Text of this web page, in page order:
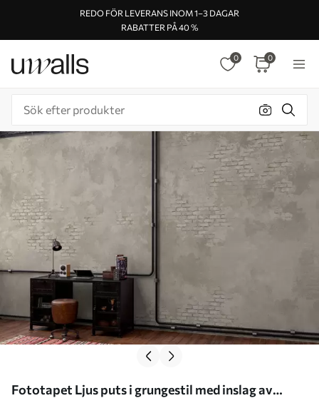
REDO FÖR LEVERANS INOM 1–3 DAGAR
RABATTER PÅ 40 %
0 0
Fototapet Ljus puts i grungestil med inslag av